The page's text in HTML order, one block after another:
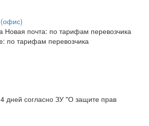
Новая почта: по тарифам перевозчика
по тарифам перевозчика
дней согласно ЗУ "О защите прав